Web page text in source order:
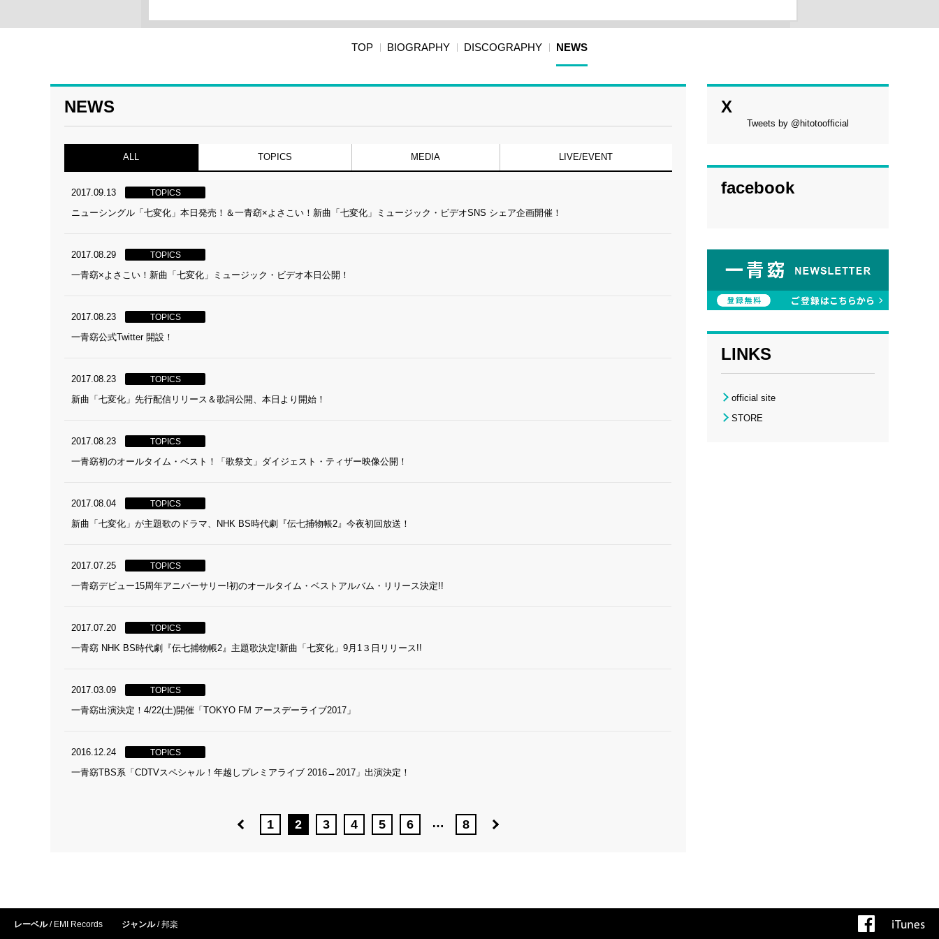
TOP BIOGRAPHY DISCOGRAPHY NEWS
NEWS
ALL TOPICS MEDIA LIVE/EVENT
2017.09.13 TOPICS
ニューシングル「七変化」本日発売！＆一青窈×よさこい！新曲「七変化」ミュージック・ビデオSNS シェア企画開催！
2017.08.29 TOPICS
一青窈×よさこい！新曲「七変化」ミュージック・ビデオ本日公開！
2017.08.23 TOPICS
一青窈公式Twitter 開設！
2017.08.23 TOPICS
新曲「七変化」先行配信リリース＆歌詞公開、本日より開始！
2017.08.23 TOPICS
一青窈初のオールタイム・ベスト！「歌祭文」ダイジェスト・ティザー映像公開！
2017.08.04 TOPICS
新曲「七変化」が主題歌のドラマ、NHK BS時代劇『伝七捕物帳2』今夜初回放送！
2017.07.25 TOPICS
一青窈デビュー15周年アニバーサリー!初のオールタイム・ベストアルバム・リリース決定!!
2017.07.20 TOPICS
一青窈 NHK BS時代劇『伝七捕物帳2』主題歌決定!新曲「七変化」9月1３日リリース!!
2017.03.09 TOPICS
一青窈出演決定！4/22(土)開催「TOKYO FM アースデーライブ2017」
2016.12.24 TOPICS
一青窈TBS系「CDTVスペシャル！年越しプレミアライブ 2016→2017」出演決定！
1 2 3 4 5 6 … 8
X
Tweets by @hitotoofficial
facebook
LINKS
official site
STORE
レーベル EMI Records ジャンル 邦楽